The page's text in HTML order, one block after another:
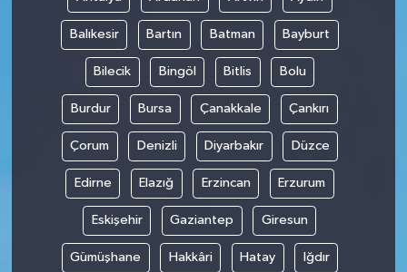
Balıkesir Bartın Batman Bayburt
Bilecik Bingöl Bitlis Bolu
Burdur Bursa Çanakkale Çankırı
Çorum Denizli Diyarbakır Düzce
Edirne Elazığ Erzincan Erzurum
Eskişehir Gaziantep Giresun
Gümüşhane Hakkâri Hatay Iğdır